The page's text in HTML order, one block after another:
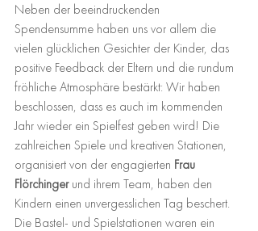
Neben der beeindruckenden
Spendensumme haben uns vor allem die
vielen glücklichen Gesichter der Kinder, das
positive Feedback der Eltern und die rundum
fröhliche Atmosphäre bestärkt: Wir haben
beschlossen, dass es auch im kommenden
Jahr wieder ein Spielfest geben wird! Die
zahlreichen Spiele und kreativen Stationen,
organisiert von der engagierten Frau
Flörchinger und ihrem Team, haben den
Kindern einen unvergesslichen Tag beschert.
Die Bastel- und Spielstationen waren ein